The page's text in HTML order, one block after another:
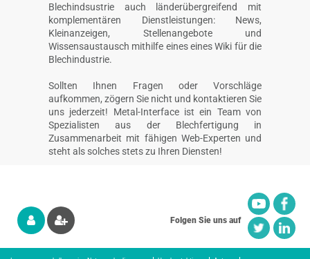
Blechindsustrie auch länderübergreifend mit
komplementären Dienstleistungen: News,
Kleinanzeigen, Stellenangebote und
Wissensaustausch mithilfe eines eines Wiki für die
Blechindustrie.
Sollten Ihnen Fragen oder Vorschläge
aufkommen, zögern Sie nicht und kontaktieren Sie
uns jederzeit! Metal-Interface ist ein Team von
Spezialisten aus der Blechfertigung in
Zusammenarbeit mit fähigen Web-Experten und
steht als solches stets zu Ihren Diensten!
Folgen Sie uns auf